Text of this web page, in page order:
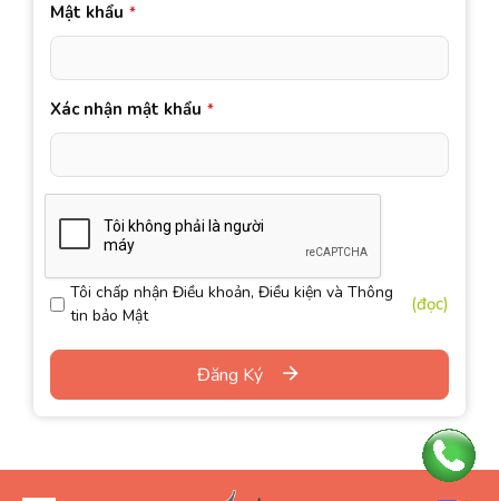
Mật khẩu *
Xác nhận mật khẩu *
Tôi chấp nhận Điều khoản, Điều kiện và Thông
tin bảo Mật
(đọc)
Đăng Ký